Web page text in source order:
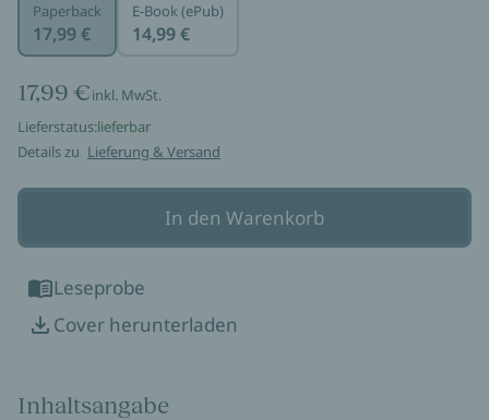
Paperback
17,99 €
E-Book (ePub)
14,99 €
17,99 €inkl. MwSt.
Lieferstatus:lieferbar
Details zu Lieferung & Versand
In den Warenkorb
Leseprobe
Cover herunterladen
Inhaltsangabe